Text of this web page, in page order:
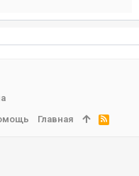
Главная
R